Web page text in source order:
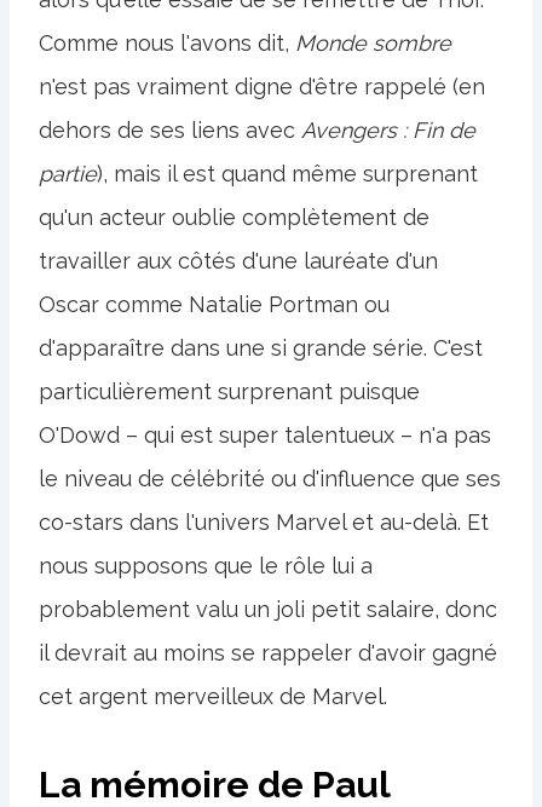
Comme nous l'avons dit, Monde sombre
n'est pas vraiment digne d'être rappelé (en
dehors de ses liens avec Avengers : Fin de
partie), mais il est quand même surprenant
qu'un acteur oublie complètement de
travailler aux côtés d'une lauréate d'un
Oscar comme Natalie Portman ou
d'apparaître dans une si grande série. C'est
particulièrement surprenant puisque
O'Dowd – qui est super talentueux – n'a pas
le niveau de célébrité ou d'influence que ses
co-stars dans l'univers Marvel et au-delà. Et
nous supposons que le rôle lui a
probablement valu un joli petit salaire, donc
il devrait au moins se rappeler d'avoir gagné
cet argent merveilleux de Marvel.
La mémoire de Paul